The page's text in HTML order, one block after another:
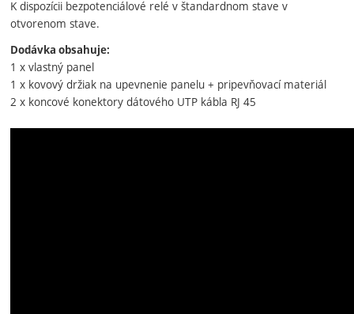
K dispozícii bezpotenciálové relé v štandardnom stave v
otvorenom stave.
Dodávka obsahuje:
1 x vlastný panel
1 x kovový držiak na upevnenie panelu + pripevňovací materiál
2 x koncové konektory dátového UTP kábla RJ 45